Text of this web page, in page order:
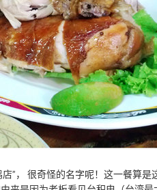
”， 很奇怪的名字呢！这一餐算